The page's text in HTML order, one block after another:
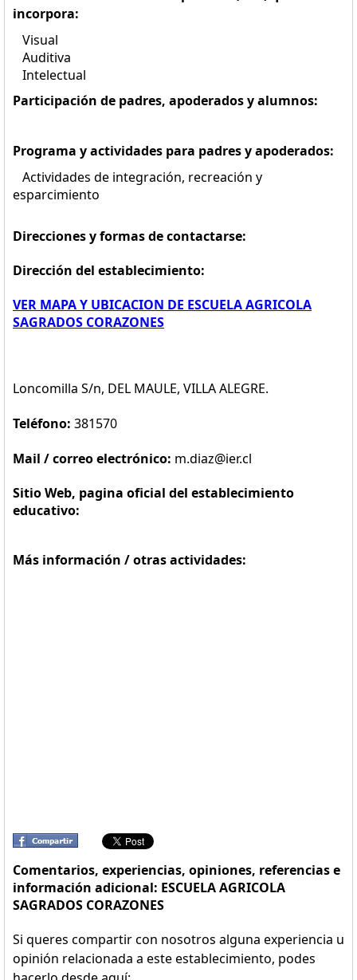
incorpora:
Visual
Auditiva
Intelectual
Participación de padres, apoderados y alumnos:
Programa y actividades para padres y apoderados:
Actividades de integración, recreación y
esparcimiento
Direcciones y formas de contactarse:
Dirección del establecimiento:
VER MAPA Y UBICACION DE ESCUELA AGRICOLA
SAGRADOS CORAZONES
Loncomilla S/n, DEL MAULE, VILLA ALEGRE.
Teléfono: 381570
Mail / correo electrónico: m.diaz@ier.cl
Sitio Web, pagina oficial del establecimiento
educativo:
Más información / otras actividades:
Comentarios, experiencias, opiniones, referencias e
información adicional: ESCUELA AGRICOLA
SAGRADOS CORAZONES
Si queres compartir con nosotros alguna experiencia u
opinión relacionada a este establecimiento, podes